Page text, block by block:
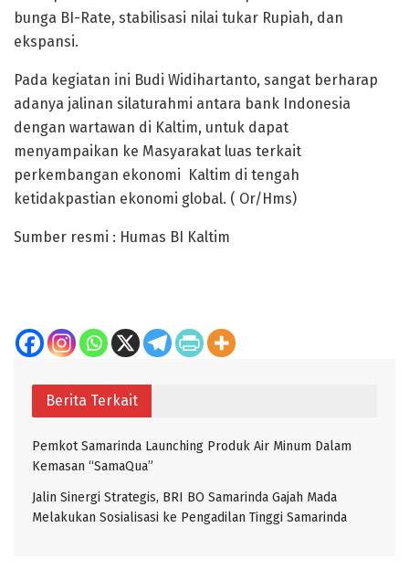
bunga BI-Rate, stabilisasi nilai tukar Rupiah, dan
ekspansi.
Pada kegiatan ini Budi Widihartanto, sangat berharap
adanya jalinan silaturahmi antara bank Indonesia
dengan wartawan di Kaltim, untuk dapat
menyampaikan ke Masyarakat luas terkait
perkembangan ekonomi Kaltim di tengah
ketidakpastian ekonomi global. ( Or/Hms)
Sumber resmi : Humas BI Kaltim
Berita Terkait
Pemkot Samarinda Launching Produk Air Minum Dalam
Kemasan “SamaQua”
Jalin Sinergi Strategis, BRI BO Samarinda Gajah Mada
Melakukan Sosialisasi ke Pengadilan Tinggi Samarinda